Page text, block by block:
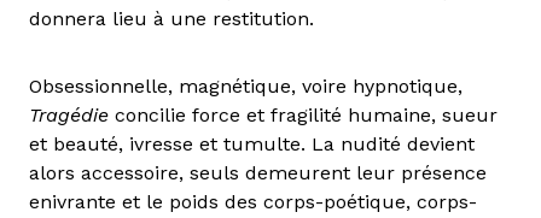
donnera lieu à une restitution.
Obsessionnelle, magnétique, voire hypnotique,
Tragédie concilie force et fragilité humaine, sueur
et beauté, ivresse et tumulte. La nudité devient
alors accessoire, seuls demeurent leur présence
enivrante et le poids des corps-poétique, corps-